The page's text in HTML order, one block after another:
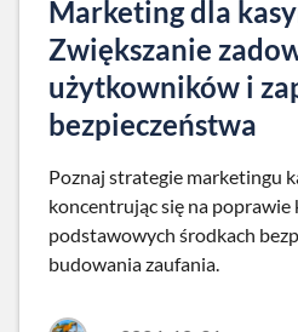
Marketing dla
Zwiększanie
użytkowników i
bezpieczeństwa
Poznaj strategie marketingu
koncentrując się na
podstawowych środkach
budowania zaufania.